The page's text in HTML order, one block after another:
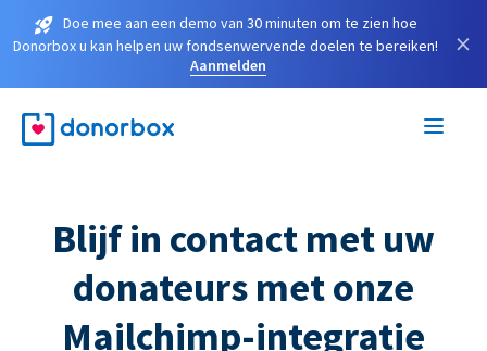
Doe mee aan een demo van 30 minuten om te zien hoe
Donorbox u kan helpen uw fondsenwervende doelen te bereiken!
Aanmelden
×
Blijf in contact met uw
donateurs met onze
Mailchimp-integratie